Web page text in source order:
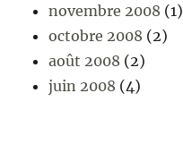
novembre 2008 (1)
octobre 2008 (2)
août 2008 (2)
juin 2008 (4)